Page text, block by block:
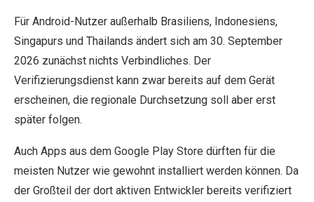
Für Android-Nutzer außerhalb Brasiliens, Indonesiens,
Singapurs und Thailands ändert sich am 30. September
2026 zunächst nichts Verbindliches. Der
Verifizierungsdienst kann zwar bereits auf dem Gerät
erscheinen, die regionale Durchsetzung soll aber erst
später folgen.
Auch Apps aus dem Google Play Store dürften für die
meisten Nutzer wie gewohnt installiert werden können. Da
der Großteil der dort aktiven Entwickler bereits verifiziert